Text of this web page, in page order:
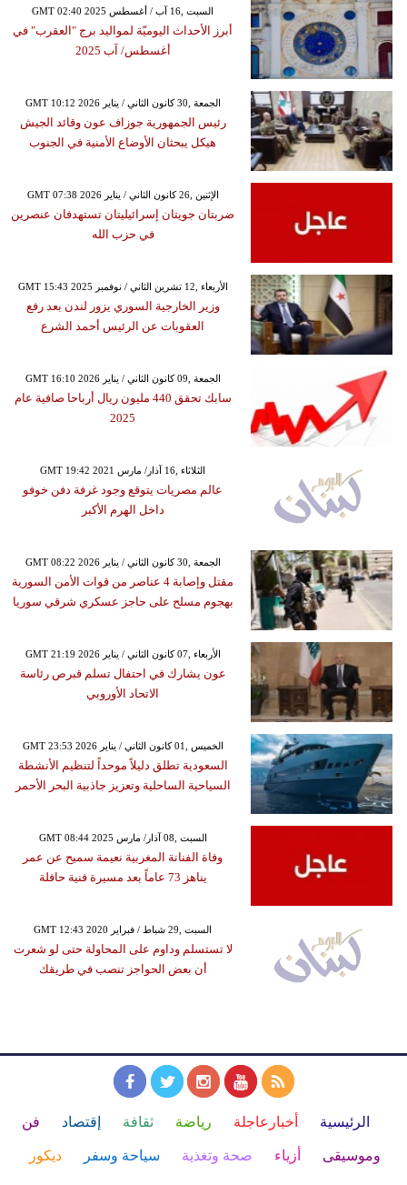
GMT 02:40 2025 السبت ,16 آب / أغسطس
أبرز الأحداث اليوميّة لمواليد برج "العقرب" في
أغسطس/ آب 2025
GMT 10:12 2026 الجمعة ,30 كانون الثاني / يناير
رئيس الجمهورية جوزاف عون وقائد الجيش
هيكل يبحثان الأوضاع الأمنية في الجنوب
GMT 07:38 2026 الإثنين ,26 كانون الثاني / يناير
ضربتان جويتان إسرائيليتان تستهدفان عنصرين
في حزب الله
GMT 15:43 2025 الأربعاء ,12 تشرين الثاني / نوفمبر
وزير الخارجية السوري يزور لندن بعد رفع
العقوبات عن الرئيس أحمد الشرع
GMT 16:10 2026 الجمعة ,09 كانون الثاني / يناير
سابك تحقق 440 مليون ريال أرباحا صافية عام
2025
GMT 19:42 2021 الثلاثاء ,16 آذار/ مارس
عالم مصريات يتوقع وجود غرفة دفن خوفو
داخل الهرم الأكبر
GMT 08:22 2026 الجمعة ,30 كانون الثاني / يناير
مقتل وإصابة 4 عناصر من قوات الأمن السورية
بهجوم مسلح على حاجز عسكري شرقي سوريا
GMT 21:19 2026 الأربعاء ,07 كانون الثاني / يناير
عون يشارك في احتفال تسلم قبرص رئاسة
الاتحاد الأوروبي
GMT 23:53 2026 الخميس ,01 كانون الثاني / يناير
السعودية تطلق دليلاً موحداً لتنظيم الأنشطة
السياحية الساحلية وتعزيز جاذبية البحر الأحمر
GMT 08:44 2025 السبت ,08 آذار/ مارس
وفاة الفنانة المغربية نعيمة سميح عن عمر
يناهز 73 عاماً بعد مسيرة فنية حافلة
GMT 12:43 2020 السبت ,29 شباط / فبراير
لا تستسلم وداوم على المحاولة حتى لو شعرت
أن بعض الحواجز تنصب في طريقك
الرئيسية أخبارعاجلة رياضة ثقافة إقتصاد فن
وموسيقى أزياء صحة وتغذية سياحة وسفر ديكور